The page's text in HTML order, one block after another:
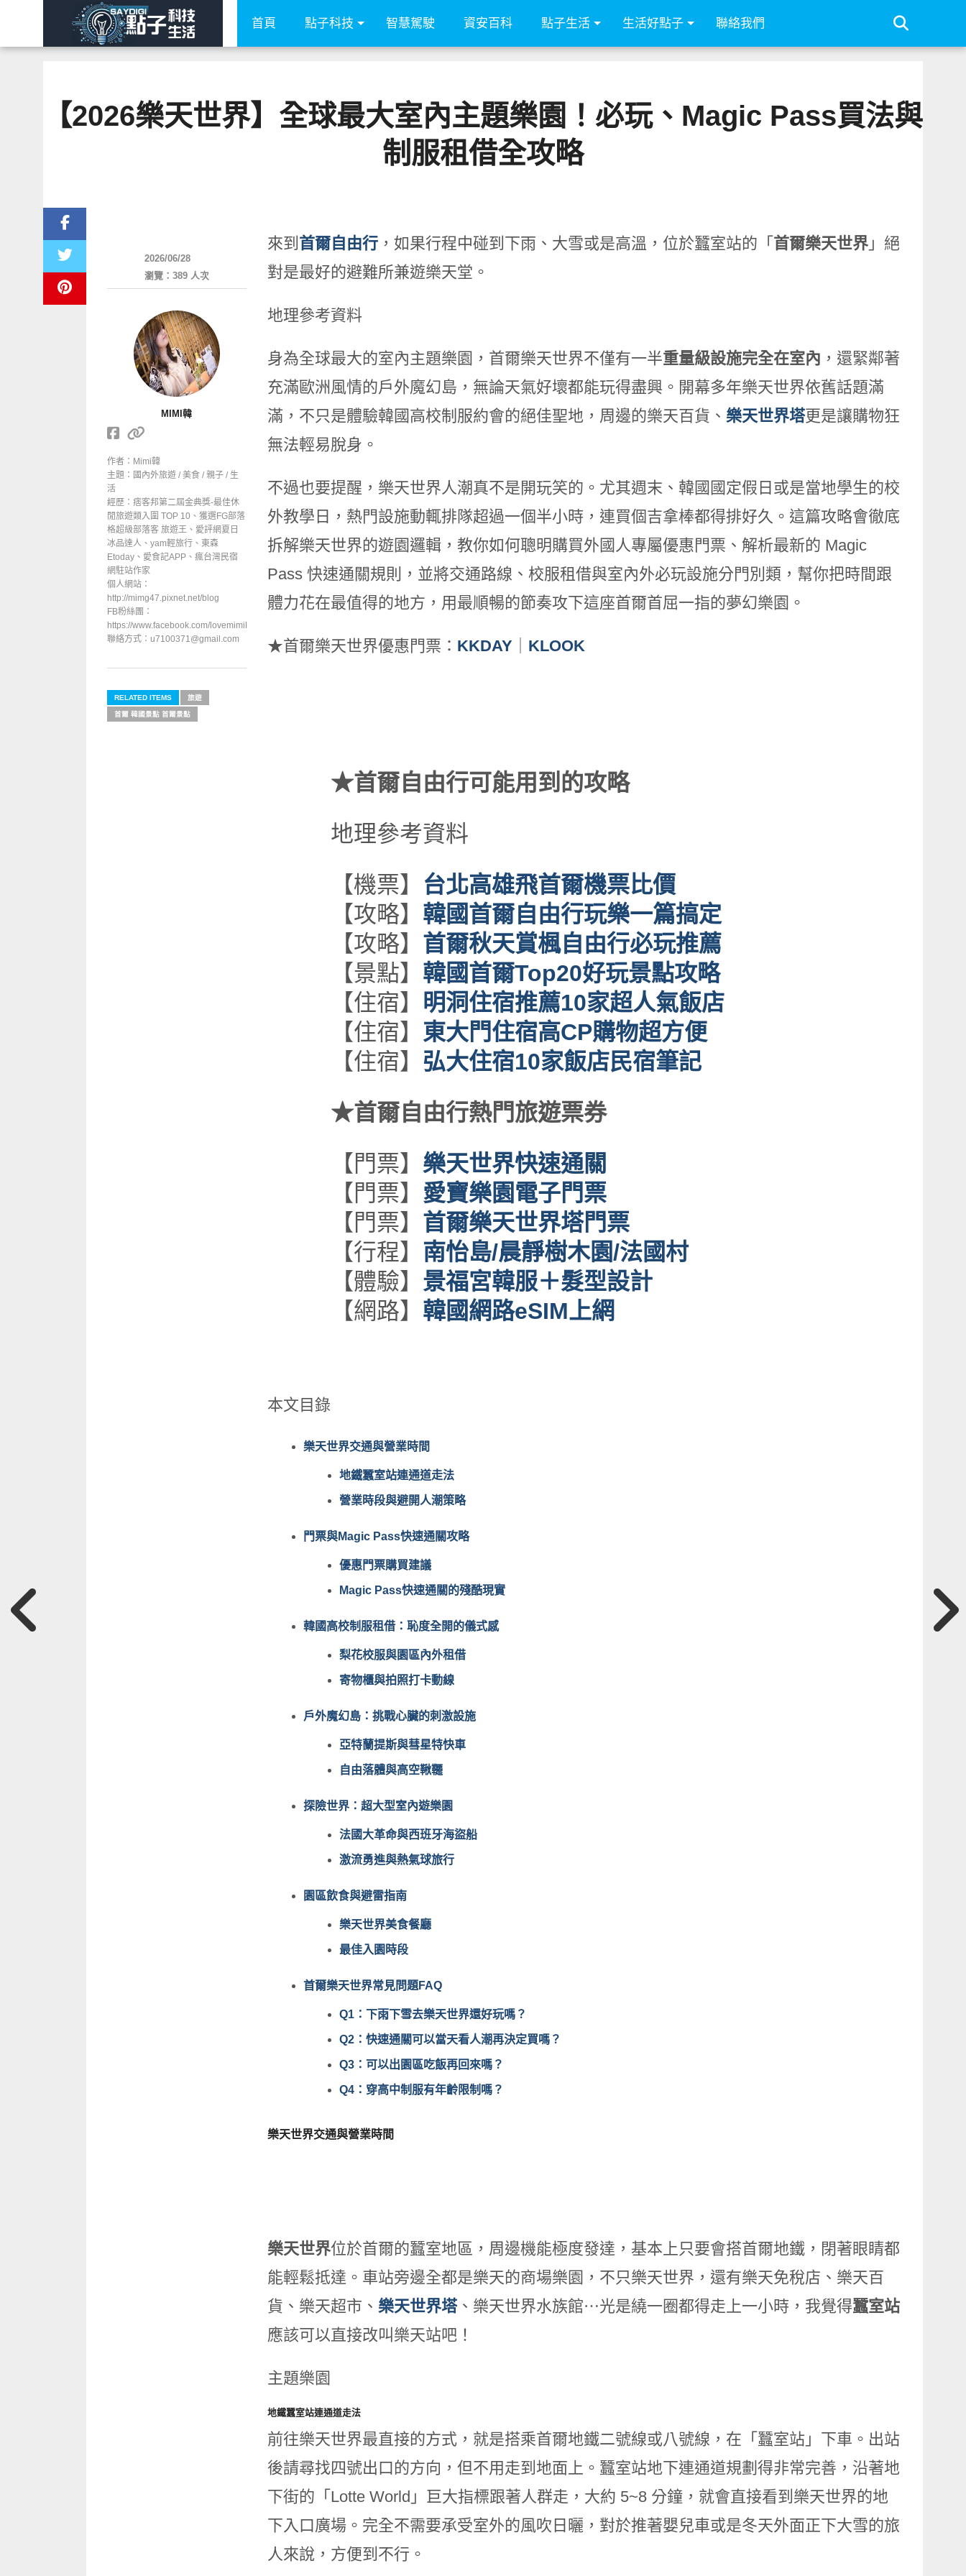
首頁 點子科技 智慧駕駛 資安百科 點子生活 生活好點子 聯絡我們
【2026樂天世界】全球最大室內主題樂園！必玩、Magic Pass買法與
制服租借全攻略
來到 首爾自由行，如果行程中碰到下雨、大雪或是高溫，位於蠶室站的「 首爾樂天世界」絕
對是最好的避難所兼遊樂天堂。
地理參考資料
身為全球最大的室內主題樂園，首爾樂天世界不僅有一半重量級設施完全在室內 ，還緊鄰著
充滿歐洲風情的戶外魔幻島，無論天氣好壞都能玩得盡興。開幕多年樂天世界依舊話題滿
滿，不只是體驗韓國高校制服約會的絕佳聖地，周邊的樂天百貨、 樂天世界塔更是讓購物狂
無法輕易脫身。
不過也要提醒，樂天世界人潮真不是開玩笑的。尤其週末、韓國國定假日或是當地學生的校
外教學日，熱門設施動輒排隊超過一個半小時，連買個吉拿棒都得排好久。這篇攻略會徹底
拆解樂天世界的遊園邏輯，教你如何聰明購買外國人專屬優惠門票、解析最新的 Magic
Pass 快速通關規則，並將交通路線、校服租借與室內外必玩設施分門別類，幫你把時間跟
體力花在最值得的地方，用最順暢的節奏攻下這座首爾首屈一指的夢幻樂園。
★首爾樂天世界優惠門票： KKDAY KLOOK
★首爾自由行可能用到的攻略
地理參考資料
【機票】 台北高雄飛首爾機票比價
【攻略】 韓國首爾自由行玩樂一篇搞定
【攻略】 首爾秋天賞楓自由行必玩推薦
【景點】 韓國首爾Top20好玩景點攻略
【住宿】 明洞住宿推薦10家超人氣飯店
【住宿】 東大門住宿高CP購物超方便
【住宿】 弘大住宿10家飯店民宿筆記
★首爾自由行熱門旅遊票券
【門票】樂天世界快速通關
【門票】 愛寶樂園電子門票
【門票】 首爾樂天世界塔門票
【行程】 南怡島/晨靜樹木園/法國村
【體驗】 景福宮韓服＋髮型設計
【網路】 韓國網路eSIM上網
本文目錄
樂天世界交通與營業時間
地鐵蠶室站連通道走法
營業時段與避開人潮策略
門票與Magic Pass快速通關攻略
優惠門票購買建議
Magic Pass快速通關的殘酷現實
韓國高校制服租借：恥度全開的儀式感
梨花校服與園區內外租借
寄物櫃與拍照打卡動線
戶外魔幻島：挑戰心臟的刺激設施
亞特蘭提斯與彗星特快車
自由落體與高空鞦韆
探險世界：超大型室內遊樂園
法國大革命與西班牙海盜船
激流勇進與熱氣球旅行
園區飲食與避雷指南
樂天世界美食餐廳
最佳入園時段
首爾樂天世界常見問題FAQ
Q1：下雨下雪去樂天世界還好玩嗎？
Q2：快速通關可以當天看人潮再決定買嗎？
Q3：可以出園區吃飯再回來嗎？
Q4：穿高中制服有年齡限制嗎？
樂天世界交通與營業時間
樂天世界位於首爾的蠶室地區，周邊機能極度發達，基本上只要會搭首爾地鐵，閉著眼睛都
能輕鬆抵達。車站旁邊全都是樂天的商場樂園，不只樂天世界，還有樂天免稅店、樂天百
貨、樂天超市、 樂天世界塔、樂天世界水族館⋯光是繞一圈都得走上一小時，我覺得蠶室站
應該可以直接改叫樂天站吧！
主題樂園
地鐵蠶室站連通道走法
前往樂天世界最直接的方式，就是搭乘首爾地鐵二號線或八號線，在「蠶室站」下車。出站
後請尋找四號出口的方向，但不用走到地面上。蠶室站地下連通道規劃得非常完善，沿著地
下街的「Lotte World」巨大指標跟著人群走，大約 5~8 分鐘，就會直接看到樂天世界的地
下入口廣場。完全不需要承受室外的風吹日曬，對於推著嬰兒車或是冬天外面正下大雪的旅
人來說，方便到不行。
2026/06/28
瀏覽：389 人次
MIMI韓
作者：Mimi韓
主題：國內外旅遊 / 美食 / 親子 / 生
活
經歷：痞客邦第二屆金典獎-最佳休
閒旅遊類入圍 TOP 10、獲選FG部落
格超級部落客 旅遊王、愛評網夏日
冰品達人、yam輕旅行、東森
Etoday、愛食記APP、瘋台灣民宿
網駐站作家
個人網站：
http://mimg47.pixnet.net/blog
FB粉絲團：
https://www.facebook.com/lovemimiHan
聯絡方式：u7100371@gmail.com
RELATED ITEMS 旅遊
首爾 韓國景點 首爾景點